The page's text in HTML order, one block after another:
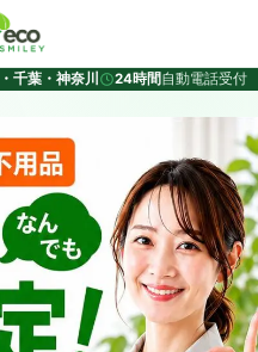
千葉・神奈川 24時間自動電話受付